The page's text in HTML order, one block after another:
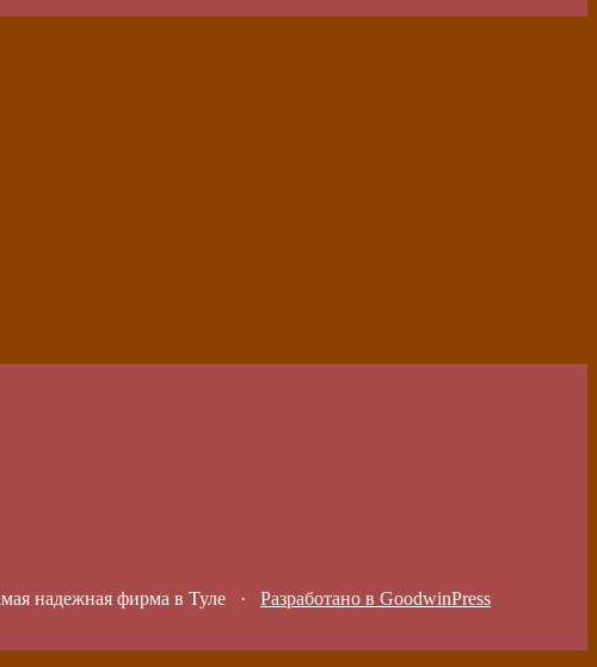
надежная фирма в Туле · Разработано в GoodwinPress